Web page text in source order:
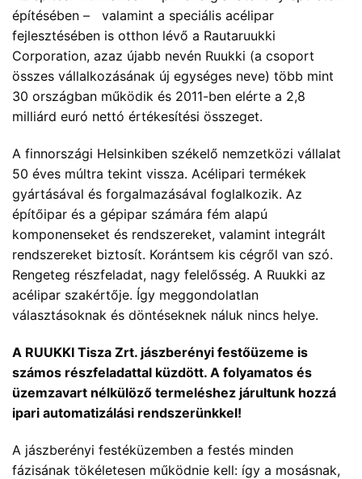
építésében – valamint a speciális acélipar
fejlesztésében is otthon lévő a Rautaruukki
Corporation, azaz újabb nevén Ruukki (a csoport
összes vállalkozásának új egységes neve) több mint
30 országban működik és 2011-ben elérte a 2,8
milliárd euró nettó értékesítési összeget.
A finnországi Helsinkiben székelő nemzetközi vállalat
50 éves múltra tekint vissza. Acélipari termékek
gyártásával és forgalmazásával foglalkozik. Az
építőipar és a gépipar számára fém alapú
komponenseket és rendszereket, valamint integrált
rendszereket biztosít. Korántsem kis cégről van szó.
Rengeteg részfeladat, nagy felelősség. A Ruukki az
acélipar szakértője. Így meggondolatlan
választásoknak és döntéseknek náluk nincs helye.
A RUUKKI Tisza Zrt. jászberényi festőüzeme is
számos részfeladattal küzdött. A folyamatos és
üzemzavart nélkülöző termeléshez járultunk hozzá
ipari automatizálási rendszerünkkel!
A jászberényi festéküzemben a festés minden
fázisának tökéletesen működnie kell: így a mosásnak,